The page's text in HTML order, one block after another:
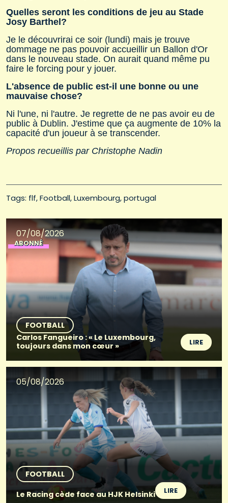
Quelles seront les conditions de jeu au Stade
Josy Barthel?
Je le découvrirai ce soir (lundi) mais je trouve
dommage ne pas pouvoir accueillir un Ballon d'Or
dans le nouveau stade. On aurait quand même pu
faire le forcing pour y jouer.
L'absence de public est-il une bonne ou une
mauvaise chose?
Ni l'une, ni l'autre. Je regrette de ne pas avoir eu de
public à Dublin. J'estime que ça augmente de 10% la
capacité d'un joueur à se transcender.
Propos recueillis par Christophe Nadin
Tags: flf Football Luxembourg portugal
07/08/2026
ABONNÉ
FOOTBALL
Carlos Fangueiro : « Le Luxembourg,
toujours dans mon cœur »
LIRE
05/08/2026
FOOTBALL
Le Racing cède face au HJK Helsinki
LIRE